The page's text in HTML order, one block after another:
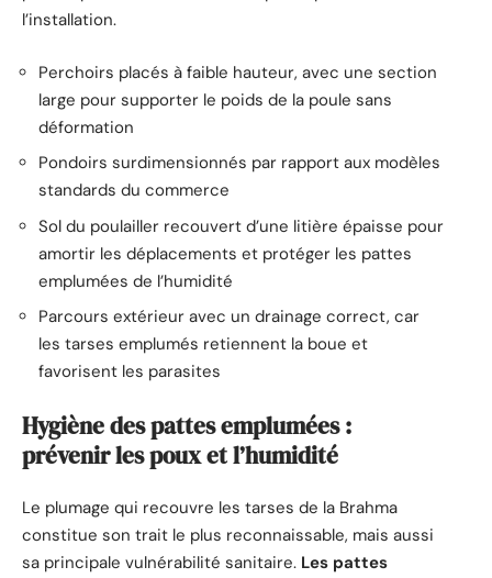
l’installation.
Perchoirs placés à faible hauteur, avec une section
large pour supporter le poids de la poule sans
déformation
Pondoirs surdimensionnés par rapport aux modèles
standards du commerce
Sol du poulailler recouvert d’une litière épaisse pour
amortir les déplacements et protéger les pattes
emplumées de l’humidité
Parcours extérieur avec un drainage correct, car
les tarses emplumés retiennent la boue et
favorisent les parasites
Hygiène des pattes emplumées :
prévenir les poux et l’humidité
Le plumage qui recouvre les tarses de la Brahma
constitue son trait le plus reconnaissable, mais aussi
sa principale vulnérabilité sanitaire. Les pattes